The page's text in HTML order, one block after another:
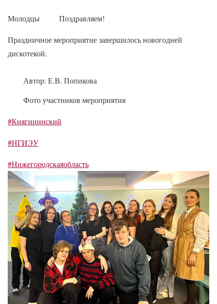
Молодцы Поздравляем!
Праздничное мероприятие завершилось новогодней
дискотекой.
Автор: Е.В. Попикова
Фото участников мероприятия
#Княгининский
#НГИЭУ
#Нижегородскаяобласть